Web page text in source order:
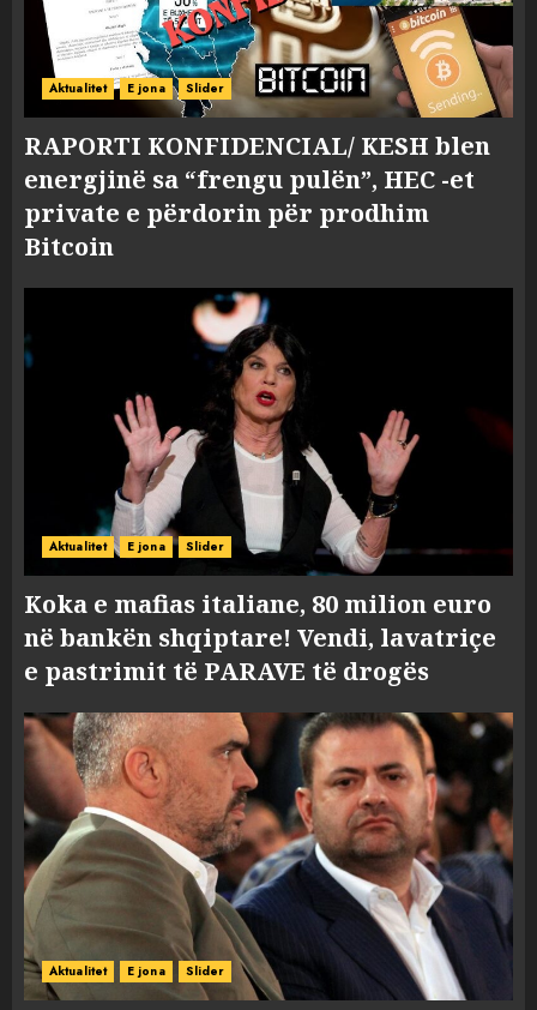
Aktualitet E jona Slider
RAPORTI KONFIDENCIAL/ KESH blen
energjinë sa “frengu pulën”, HEC -et
private e përdorin për prodhim
Bitcoin
Aktualitet E jona Slider
Koka e mafias italiane, 80 milion euro
në bankën shqiptare! Vendi, lavatriçe
e pastrimit të PARAVE të drogës
Aktualitet E jona Slider